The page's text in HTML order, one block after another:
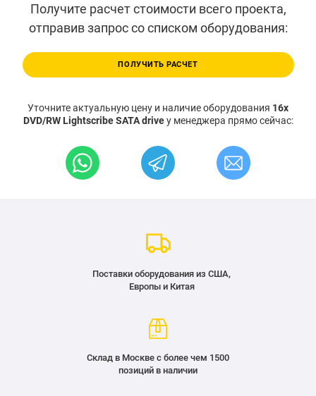
Получите расчет стоимости всего проекта,
отправив запрос со списком оборудования:
ПОЛУЧИТЬ РАСЧЕТ
Уточните актуальную цену и наличие оборудования 16x
DVD/RW Lightscribe SATA driveу менеджера прямо сейчас:
Поставки оборудования из США,
Европы и Китая
Склад в Москве с более чем 1500
позиций в наличии